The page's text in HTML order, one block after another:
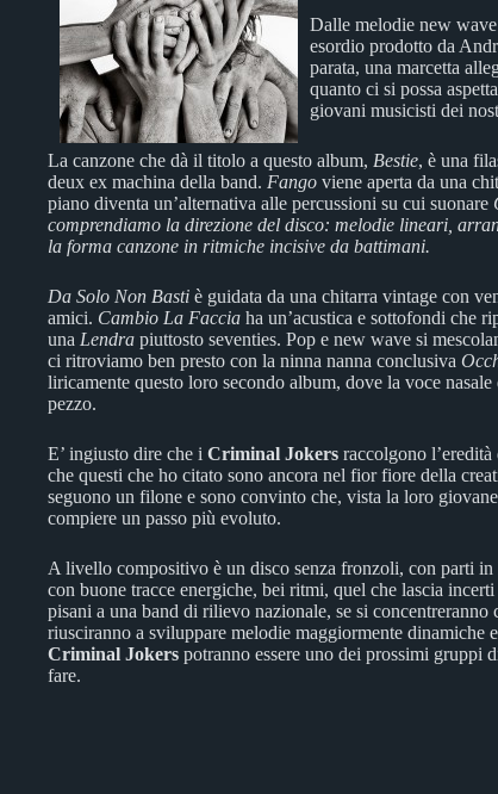
Dalle melodie new
esordio prodotto da
parata, una marcetta
quanto ci si possa
giovani musicisti dei
La canzone che dà il titolo a questo album, Bestie, è una
deux ex machina della band. Fango viene aperta da una
piano diventa un’alternativa alle percussioni su cui suonare
comprendiamo la direzione del disco: melodie lineari,
la forma canzone in ritmiche incisive da battimani.
Da Solo Non Basti è guidata da una chitarra vintage con
amici. Cambio La Faccia ha un’acustica e sottofondi che
una Lendra piuttosto seventies. Pop e new wave si
ci ritroviamo ben presto con la ninna nanna conclusiva
liricamente questo loro secondo album, dove la voce
pezzo.
E’ ingiusto dire che i Criminal Jokers raccolgono
che questi che ho citato sono ancora nel fior fiore della
seguono un filone e sono convinto che, vista la loro
compiere un passo più evoluto.
A livello compositivo è un disco senza fronzoli, con parti
con buone tracce energiche, bei ritmi, quel che lascia
pisani a una band di rilievo nazionale, se si concentreranno
riusciranno a sviluppare melodie maggiormente
Criminal Jokers potranno essere uno dei prossimi gruppi
fare.